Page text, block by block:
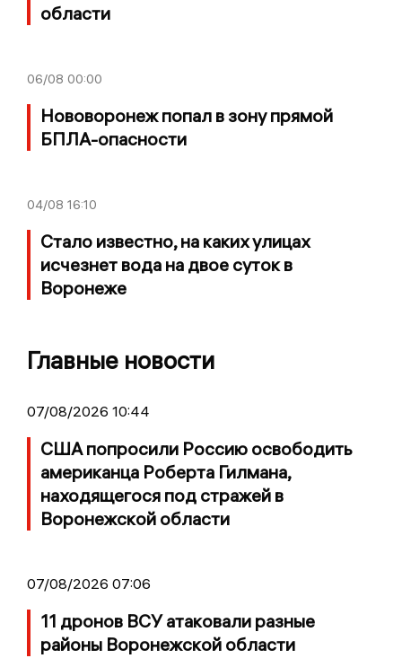
области
06/08 00:00
Нововоронеж попал в зону прямой
БПЛА-опасности
04/08 16:10
Стало известно, на каких улицах
исчезнет вода на двое суток в
Воронеже
Главные новости
07/08/2026 10:44
США попросили Россию освободить
американца Роберта Гилмана,
находящегося под стражей в
Воронежской области
07/08/2026 07:06
11 дронов ВСУ атаковали разные
районы Воронежской области